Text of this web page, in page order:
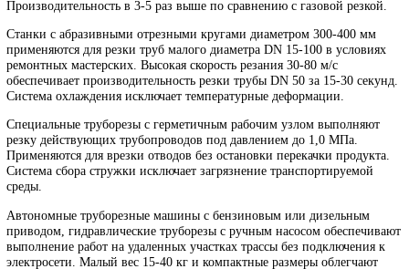
ацетиленовым или пропан-кислородным пламенем режут
углеродистые и низколегированные стали толщиной до 300 мм.
Копирные устройства и ЧПУ системы обеспечивают резку по
заданному контуру — прямолинейную, криволинейную,
Скорость резки 200-600 мм/мин в зависимости от толщины.
Плазморезы с силой тока 80-200 А режут нержавеющие стали,
алюминиевые и титановые сплавы толщиной до 50 мм. Узкая
термического влияния 1-3 мм минимизирует структурные
металла. Качество реза обеспечивает сварку без зачистки
Производительность в 3-5 раз выше по сравнению с газовой
Станки с абразивными отрезными кругами диаметром 300-400
применяются для резки труб малого диаметра DN 15-100 в
ремонтных мастерских. Высокая скорость резания 30-80 м/с